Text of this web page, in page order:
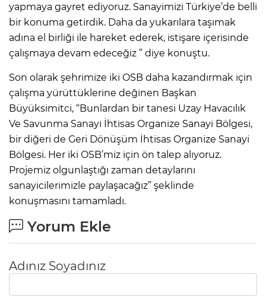
yapmaya gayret ediyoruz. Sanayimizi Türkiye’de belli
bir konuma getirdik. Daha da yukarılara taşımak
adına el birliği ile hareket ederek, istişare içerisinde
çalışmaya devam edeceğiz ” diye konuştu.
Son olarak şehrimize iki OSB daha kazandırmak için
çalışma yürüttüklerine değinen Başkan
Büyüksimitci, “Bunlardan bir tanesi Uzay Havacılık
Ve Savunma Sanayi İhtisas Organize Sanayi Bölgesi,
bir diğeri de Geri Dönüşüm İhtisas Organize Sanayi
Bölgesi. Her iki OSB’miz için ön talep alıyoruz.
Projemiz olgunlaştığı zaman detaylarını
sanayicilerimizle paylaşacağız” şeklinde
konuşmasını tamamladı.
Yorum Ekle
Adınız Soyadınız